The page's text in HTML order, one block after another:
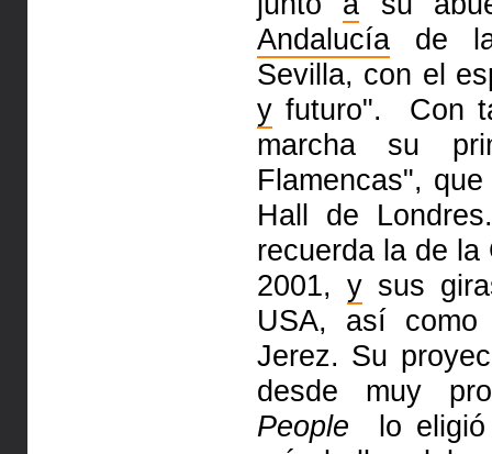
Andalucía de la
Sevilla, con el
y futuro". Con
marcha su
Flamencas",
Hall de
recuerda la de
2001,y sus
USA, así
Jerez. Su
desde muy
People lo eligió